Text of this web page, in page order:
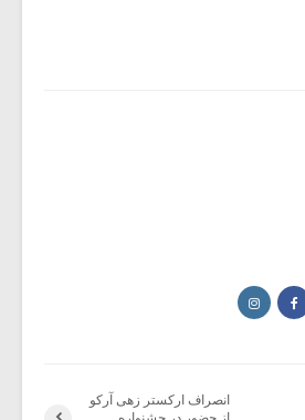
انصراف ارکستر زهی آرکو